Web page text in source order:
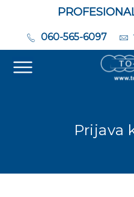
060-565-6097
Prijava